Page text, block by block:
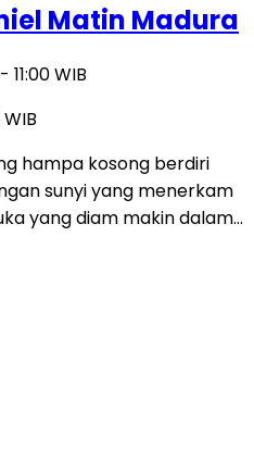
Matin Madura
WIB
hampa kosong berdiri
sunyi yang menerkam
yang diam makin dalam…